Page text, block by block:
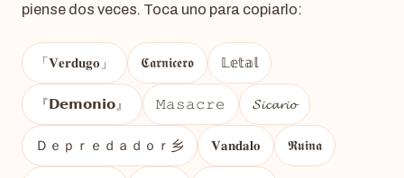
piense dos veces. Toca uno para copiarlo:
「𝐕𝐞𝐫𝐝𝐮𝐠𝐨」 𝕮𝖆𝖗𝖓𝖎𝖈𝖊𝖗𝖔 𝕃𝕖𝕥𝕒𝕝
『𝗗𝗲𝗺𝗼𝗻𝗶𝗼』 𝙼𝚊𝚜𝚊𝚌𝚛𝚎 𝓢𝓲𝓬𝓪𝓻𝓲𝓸
Ｄｅｐｒｅｄａｄｏｒ乡 𝐕𝐚𝐧𝐝𝐚𝐥𝐨 𝕽𝖚𝖎𝖓𝖆